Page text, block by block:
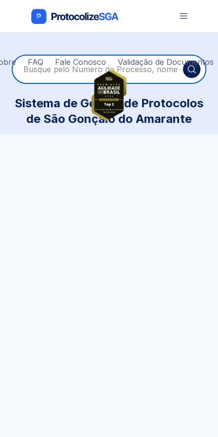
Protocolize SGA
Sistema de Gestão de Protocolos
de São Gonçalo do Amarante
FAQ Fale Conosco Validação de Documentos